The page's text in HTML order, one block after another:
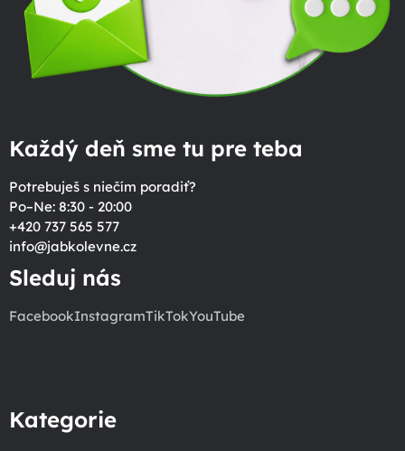
Každý deň sme tu pre teba
Potrebuješ s niečím poradiť?
Po–Ne: 8:30 - 20:00
+420 737 565 577
info@jabkolevne.cz
Sleduj nás
FacebookInstagramTikTokYouTube
Kategorie